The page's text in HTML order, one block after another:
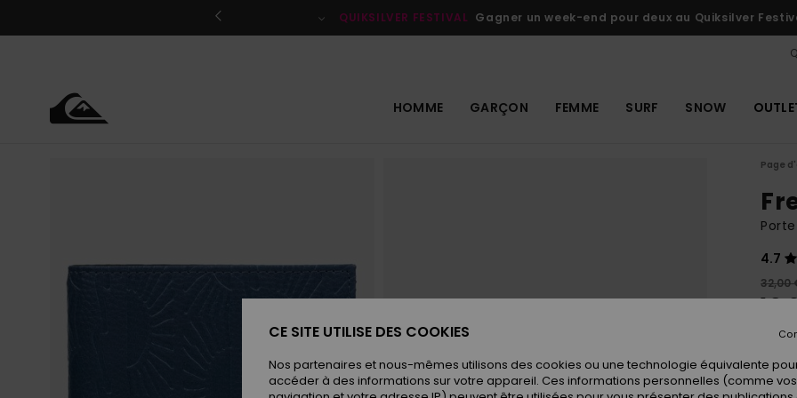
le
QUIKSILVER FESTIVAL Gagner un week-end pour deux au Quiksilver
HOMME GARÇON FEMME SURF SNOW
Page
4.7
32,00
CE SITE UTILISE DES COOKIES
Nos partenaires et nous-mêmes utilisons des cookies ou une technologie équivalente
accéder à des informations sur votre appareil. Ces informations personnelles (comme